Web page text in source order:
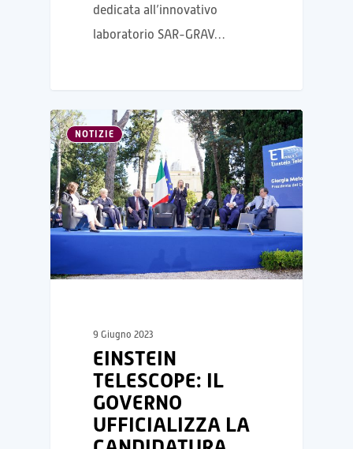
dedicata all’innovativo
laboratorio SAR-GRAV…
NOTIZIE
9 Giugno 2023
EINSTEIN
TELESCOPE: IL
GOVERNO
UFFICIALIZZA LA